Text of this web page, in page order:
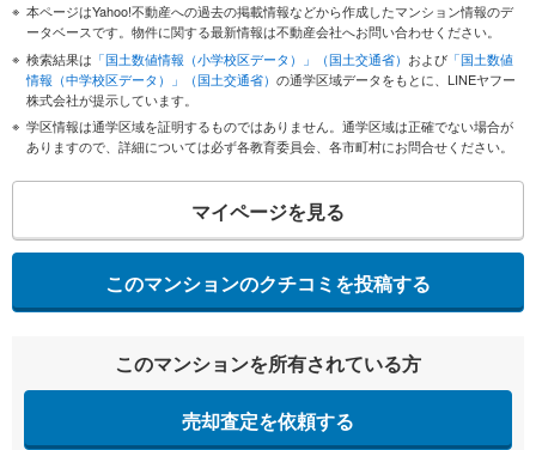
本ページはYahoo!不動産への過去の掲載情報などから作成したマンション情報のデ
ータベースです。物件に関する最新情報は不動産会社へお問い合わせください。
検索結果は 「国土数値情報（小学校区データ）」（国土交通省） および 「国土数値
情報（中学校区データ）」（国土交通省） の通学区域データをもとに、LINEヤフー
株式会社が提示しています。
学区情報は通学区域を証明するものではありません。通学区域は正確でない場合が
ありますので、詳細については必ず各教育委員会、各市町村にお問合せください。
マイページを見る
このマンションのクチコミを投稿する
このマンションを所有されている方
売却査定を依頼する